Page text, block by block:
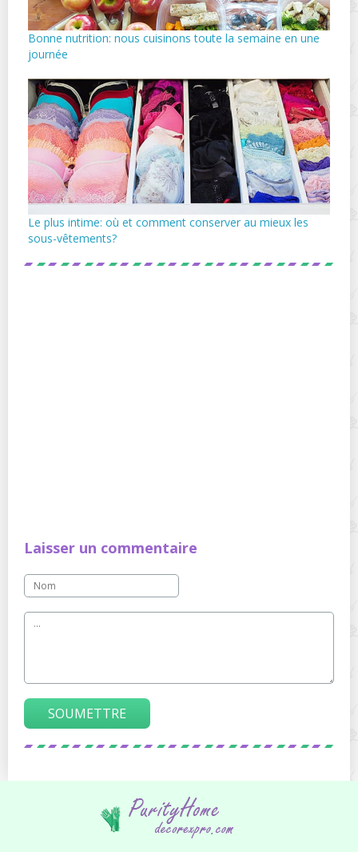
Bonne nutrition: nous cuisinons toute la semaine en une
journée
Le plus intime: où et comment conserver au mieux les
sous-vêtements?
Laisser un commentaire
SOUMETTRE